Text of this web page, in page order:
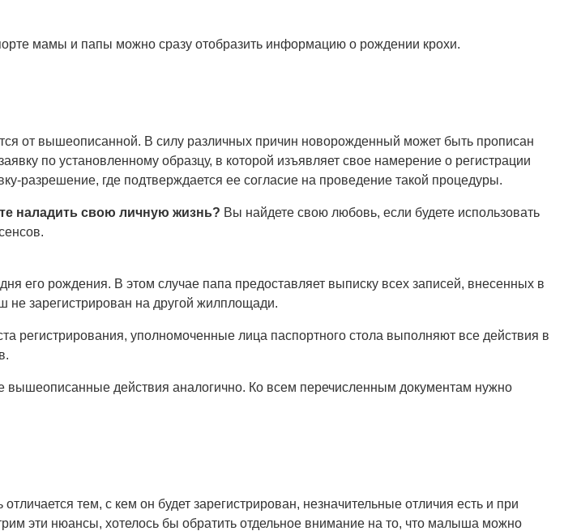
мамы и папы можно сразу отобразить информацию о рождении крохи.
от вышеописанной. В силу различных причин новорожденный может быть прописан
по установленному образцу, в которой изъявляет свое намерение о регистрации
разрешение, где подтверждается ее согласие на проведение такой процедуры.
наладить свою личную жизнь? Вы найдете свою любовь, если будете использовать
его рождения. В этом случае папа предоставляет выписку всех записей, внесенных в
не зарегистрирован на другой жилплощади.
регистрирования, уполномоченные лица паспортного стола выполняют все действия в
действия аналогично. Ко всем перечисленным документам нужно
тем, с кем он будет зарегистрирован, незначительные отличия есть и при
эти нюансы, хотелось бы обратить отдельное внимание на то, что малыша можно